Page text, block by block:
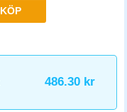
KÖP
486.30 kr